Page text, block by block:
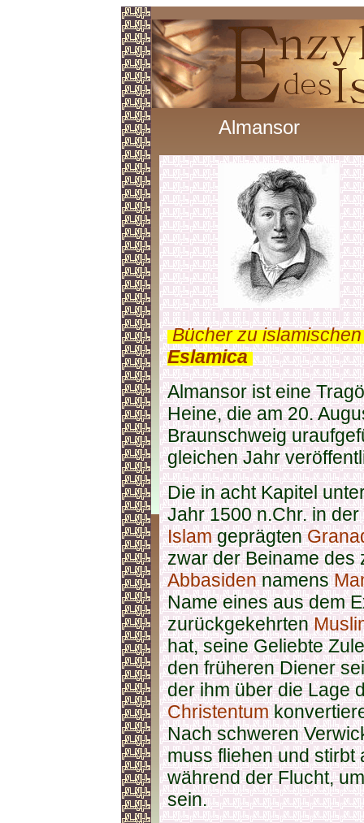
Almansor
.Bücher zu
Eslamica.
Almansor ist eine
Heine, die am 20.
Braunschweig
gleichen Jahr
Die in acht Kapitel
Jahr 1500 n.Chr. in
Islamgeprägten
zwar der Beiname des
Abbasidennamens
Name eines aus dem
zurückgekehrten
hat, seine Geliebte
den früheren Diener
der ihm über die Lage
Christentum
Nach schweren
muss fliehen und stirbt
während der Flucht,
sein.